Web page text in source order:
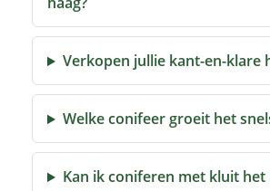
Verkopen jullie kant-en-klare
Welke conifeer groeit het
Kan ik coniferen met kluit het